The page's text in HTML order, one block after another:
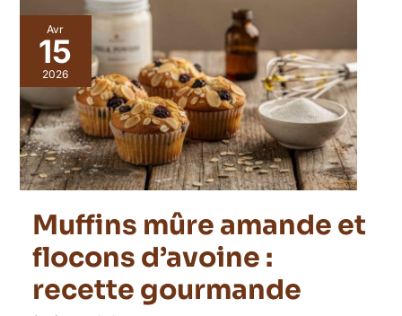
Avr
15
2026
Muffins mûre amande et
flocons d’avoine :
recette gourmande